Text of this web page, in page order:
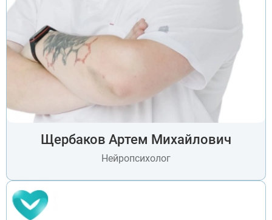
Щербаков Артем Михайлович
Нейропсихолог